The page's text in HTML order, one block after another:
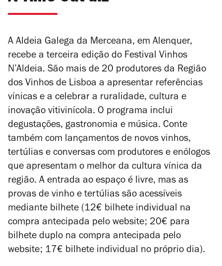
A Aldeia Galega da Merceana, em Alenquer,
recebe a terceira edição do Festival Vinhos
N’Aldeia. São mais de 20 produtores da Região
dos Vinhos de Lisboa a apresentar referências
vínicas e a celebrar a ruralidade, cultura e
inovação vitivinícola. O programa inclui
degustações, gastronomia e música. Conte
também com lançamentos de novos vinhos,
tertúlias e conversas com produtores e enólogos
que apresentam o melhor da cultura vínica da
região. A entrada ao espaço é livre, mas as
provas de vinho e tertúlias são acessíveis
mediante bilhete (12€ bilhete individual na
compra antecipada pelo website; 20€ para
bilhete duplo na compra antecipada pelo
website; 17€ bilhete individual no próprio dia).